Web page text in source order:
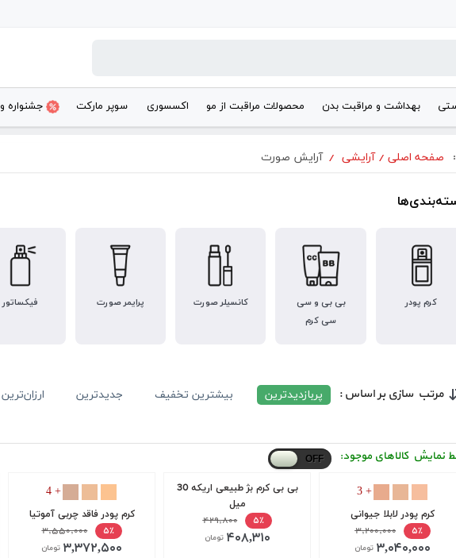
بهداشت و مراقبت بدن محصولات مراقبت از مو اکسسوری سوپر مارکت جشنواره
صفحه اصلی / آرایشی / آرایش صورت
کرم پودر
بی بی و سی
سی کرم
کانسیلر صورت پرایمر صورت فیکساتور
مرتب سازی بر اساس : پربازدیدترین بیشترین تخفیف جدیدترین ارزان‌ترین
نمایش کالاهای موجود:
+ 3
کرم پودر لابلا جیوانی
۵٪
۳,۲۰۰,۰۰۰
۳,۰۴۰,۰۰۰ تومان
بی بی کرم بژ طبیعی اریکه 30
میل
۵٪
۴۲۹,۸۰۰
۴۰۸,۳۱۰ تومان
+ 4
کرم پودر فاقد چربی آموتیا
۵٪
۳,۵۵۰,۰۰۰
۳,۳۷۲,۵۰۰ تومان